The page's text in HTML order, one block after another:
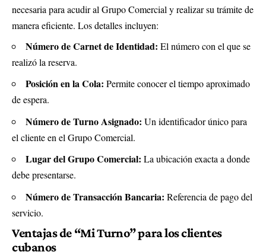
necesaria para acudir al Grupo Comercial y realizar su trámite de
manera eficiente. Los detalles incluyen:
Número de Carnet de Identidad: El número con el que se
realizó la reserva.
Posición en la Cola: Permite conocer el tiempo aproximado
de espera.
Número de Turno Asignado: Un identificador único para
el cliente en el Grupo Comercial.
Lugar del Grupo Comercial: La ubicación exacta a donde
debe presentarse.
Número de Transacción Bancaria: Referencia de pago del
servicio.
Ventajas de “Mi Turno” para los clientes
cubanos